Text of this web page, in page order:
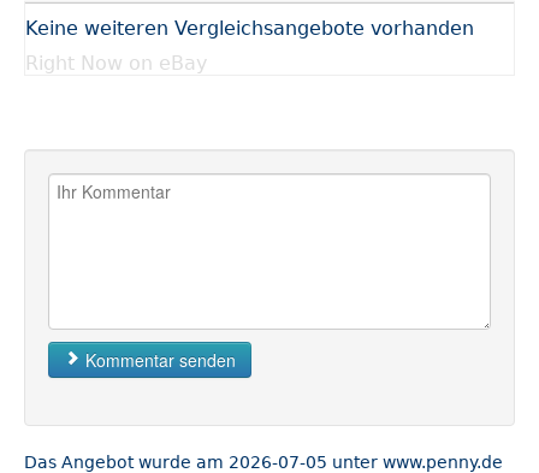
Keine weiteren Vergleichsangebote vorhanden
Right Now on eBay
Kommentar senden
Das Angebot wurde am 2026-07-05 unter www.penny.de